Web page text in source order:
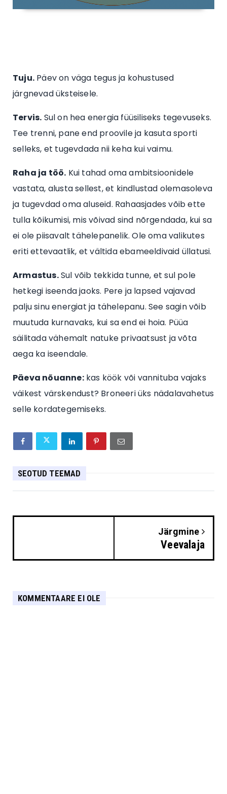
Tuju. Päev on väga tegus ja kohustused
järgnevad üksteisele.
Tervis. Sul on hea energia füüsiliseks tegevuseks.
Tee trenni, pane end proovile ja kasuta sporti
selleks, et tugevdada nii keha kui vaimu.
Raha ja töö. Kui tahad oma ambitsioonidele
vastata, alusta sellest, et kindlustad olemasoleva
ja tugevdad oma aluseid. Rahaasjades võib ette
tulla kõikumisi, mis võivad sind nõrgendada, kui sa
ei ole piisavalt tähelepanelik. Ole oma valikutes
eriti ettevaatlik, et vältida ebameeldivaid üllatusi.
Armastus.Sul võib tekkida tunne, et sul pole
hetkegi iseenda jaoks. Pere ja lapsed vajavad
palju sinu energiat ja tähelepanu. See sagin võib
muutuda kurnavaks, kui sa end ei hoia. Püüa
säilitada vähemalt natuke privaatsust ja võta
aega ka iseendale.
Päeva nõuanne:kas köök või vannituba vajaks
väikest värskendust? Broneeri üks nädalavahetus
selle kordategemiseks.
SEOTUD TEEMAD
Järgmine
Veevalaja
KOMMENTAARE EI OLE